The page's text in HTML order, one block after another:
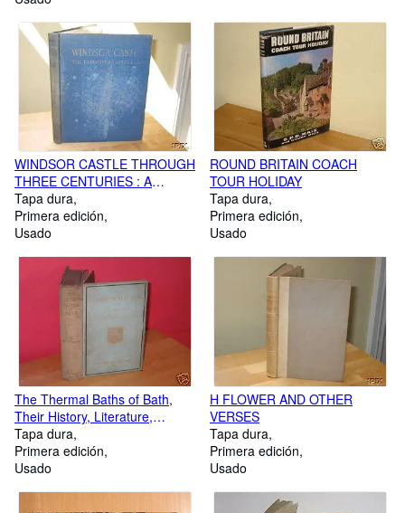
WINDSOR CASTLE THROUGH
THREE CENTURIES : A
DESCRIPTION AND
CATALOGUE OF THE
WINDSOR COLLECTION
FAIRHAVEN, F.S.A. ANGLESEY
ABBEY, CAMBRIDGESHIRE
Tapa dura
Primera edición
Usado
ROUND BRITAIN COACH
TOUR HOLIDAY
Tapa dura
Primera edición
Usado
The Thermal Baths of Bath,
Their History, Literature,
Medical and Surgical Uses and
Effects; Together with The Aix
Massage and Natural Vapour
Tapa dura
Primera edición
Usado
H FLOWER AND OTHER
VERSES
Tapa dura
Primera edición
Usado